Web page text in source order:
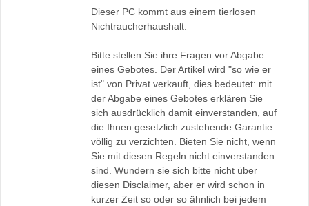
Dieser PC kommt aus einem tierlosen
Nichtraucherhaushalt.
Bitte stellen Sie ihre Fragen vor Abgabe
eines Gebotes. Der Artikel wird "so wie er
ist" von Privat verkauft, dies bedeutet: mit
der Abgabe eines Gebotes erklären Sie
sich ausdrücklich damit einverstanden, auf
die Ihnen gesetzlich zustehende Garantie
völlig zu verzichten. Bieten Sie nicht, wenn
Sie mit diesen Regeln nicht einverstanden
sind. Wundern sie sich bitte nicht über
diesen Disclaimer, aber er wird schon in
kurzer Zeit so oder so ähnlich bei jedem